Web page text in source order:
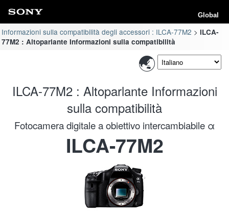
Global
Informazioni sulla compatibilità degli accessori : ILCA-77M2
ILCA-
77M2 : Altoparlante Informazioni sulla compatibilità
ILCA-77M2 : Altoparlante Informazioni
sulla compatibilità
Fotocamera digitale a obiettivo intercambiabile α
ILCA-77M2